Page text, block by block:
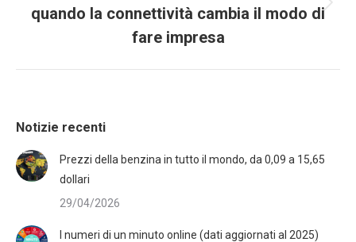
quando la connettività cambia il modo di
fare impresa
Notizie recenti
Prezzi della benzina in tutto il mondo, da 0,09 a 15,65
dollari
29/04/2026
I numeri di un minuto online (dati aggiornati al 2025)